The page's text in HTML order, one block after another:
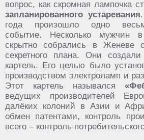
вопрос, как скромная лампочка
запланированного устаревания
года произошло одно
событие. Несколько мужчин
скрытно собрались в Женеве
секретного плана. Они создали
картель. Его целью было
производством электроламп и
Этот картель назывался
ведущих производителей
далёких колоний в Азии и
обмен патентами, контроль
всего – контроль